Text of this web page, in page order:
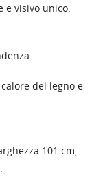
e visivo unico.
del legno e
101 cm,